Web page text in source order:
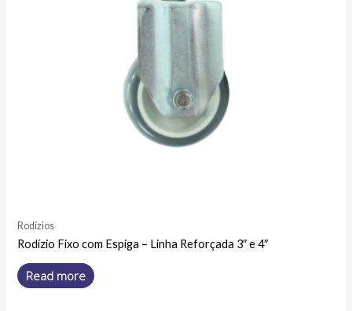
Rodízios
Rodízio Fixo com Espiga – Linha Reforçada 3″ e 4″
Read more